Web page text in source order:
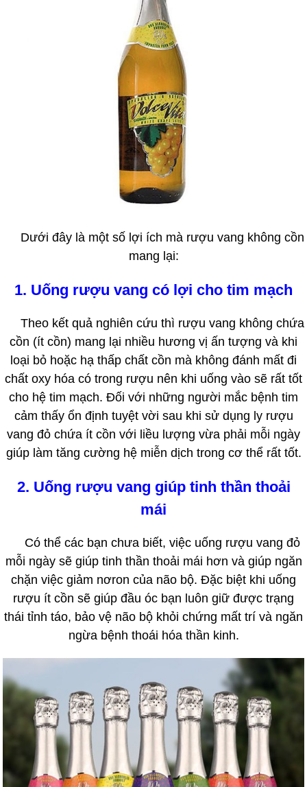
Dưới đây là một số lợi ích mà rượu vang không cồn
mang lại:
1. Uống rượu vang có lợi cho tim mạch
Theo kết quả nghiên cứu thì rượu vang không chứa
cồn (ít cồn) mang lại nhiều hương vị ấn tượng và khi
loại bỏ hoặc hạ thấp chất cồn mà không đánh mất đi
chất oxy hóa có trong rượu nên khi uống vào sẽ rất tốt
cho hệ tim mạch. Đối với những người mắc bệnh tim
cảm thấy ổn định tuyệt vời sau khi sử dụng ly rượu
vang đỏ chứa ít cồn với liều lượng vừa phải mỗi ngày
giúp làm tăng cường hệ miễn dịch trong cơ thể rất tốt.
2. Uống rượu vang giúp tinh thần thoải
mái
Có thể các bạn chưa biết, việc uống rượu vang đỏ
mỗi ngày sẽ giúp tinh thần thoải mái hơn và giúp ngăn
chặn việc giảm nơron của não bộ. Đặc biệt khi uống
rượu ít cồn sẽ giúp đầu óc bạn luôn giữ được trạng
thái tỉnh táo, bảo vệ não bộ khỏi chứng mất trí và ngăn
ngừa bệnh thoái hóa thần kinh.